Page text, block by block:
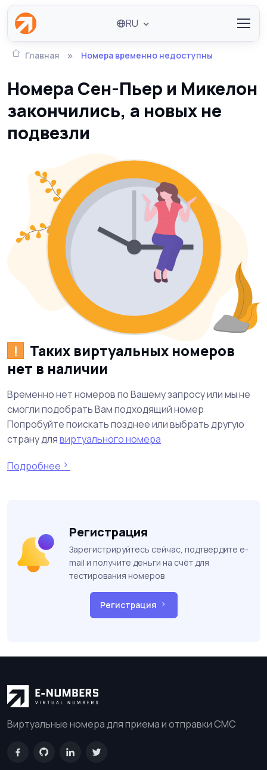
RU
Главная Номера временно недоступны
Номера Сен-Пьер и Микелон
закончились, а новых не
подвезли
!
Таких виртуальных номеров
нет в наличии
Временно нет номеров по Вашему запросу или мы не
смогли подобрать Вам подходящий номер
Попробуйте поискать позднее или выбрать другую
страну длявиртуального номера
Подробнее
Регистрация
Зарегистрируйтесь сейчас, подтвердите e-
mail и получите деньги на счёт для
тестирования номеров
Регистрация
Виртуальные номера для приема и отправки СМС